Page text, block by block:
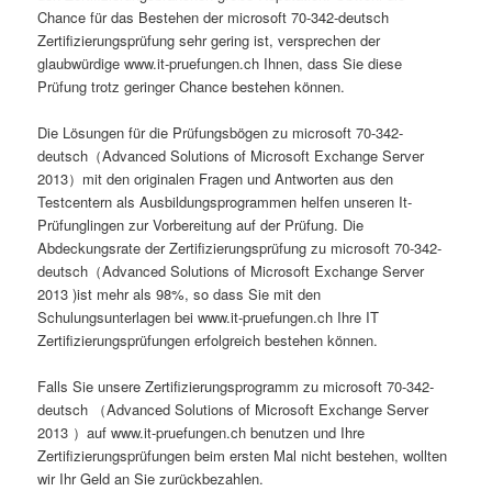
Chance für das Bestehen der microsoft 70-342-deutsch
Zertifizierungsprüfung sehr gering ist, versprechen der
glaubwürdige www.it-pruefungen.ch Ihnen, dass Sie diese
Prüfung trotz geringer Chance bestehen können.
Die Lösungen für die Prüfungsbögen zu microsoft 70-342-
deutsch（Advanced Solutions of Microsoft Exchange Server
2013）mit den originalen Fragen und Antworten aus den
Testcentern als Ausbildungsprogrammen helfen unseren It-
Prüfunglingen zur Vorbereitung auf der Prüfung. Die
Abdeckungsrate der Zertifizierungsprüfung zu microsoft 70-342-
deutsch（Advanced Solutions of Microsoft Exchange Server
2013 )ist mehr als 98%, so dass Sie mit den
Schulungsunterlagen bei www.it-pruefungen.ch Ihre IT
Zertifizierungsprüfungen erfolgreich bestehen können.
Falls Sie unsere Zertifizierungsprogramm zu microsoft 70-342-
deutsch （Advanced Solutions of Microsoft Exchange Server
2013 ）auf www.it-pruefungen.ch benutzen und Ihre
Zertifizierungsprüfungen beim ersten Mal nicht bestehen, wollten
wir Ihr Geld an Sie zurückbezahlen.